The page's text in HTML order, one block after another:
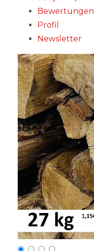
Bewertungen
Profil
Newsletter